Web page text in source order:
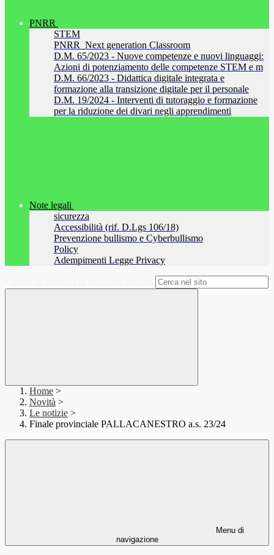
PNRR
STEM
PNRR_Next generation Classroom
D.M. 65/2023 - Nuove competenze e nuovi linguaggi:
Azioni di potenziamento delle competenze STEM e m
D.M. 66/2023 - Didattica digitale integrata e
formazione alla transizione digitale per il personale
D.M. 19/2024 - Interventi di tutoraggio e formazione
per la riduzione dei divari negli apprendimenti
Note legali
sicurezza
Accessibilità (rif. D.Lgs 106/18)
Prevenzione bullismo e Cyberbullismo
Policy
Adempimenti Legge Privacy
Home >
Novità >
Le notizie >
Finale provinciale PALLACANESTRO a.s. 23/24
Menu di
navigazione